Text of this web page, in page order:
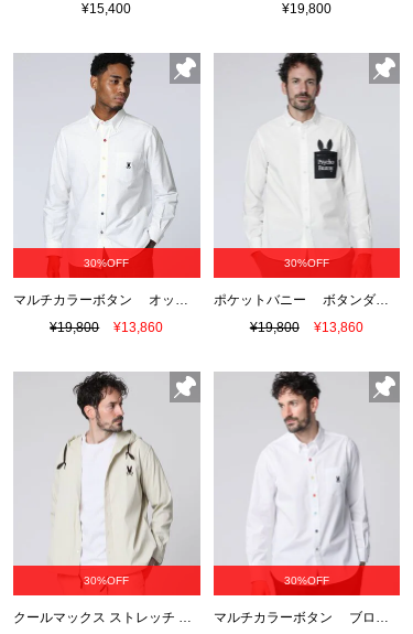
¥15,400
¥19,800
30%OFF
¥19,800
¥13,860
30%OFF
ポケットバニー ボタンダウンシャツ
¥19,800
¥13,860
30%OFF
クールマックス ストレッチ フーディ シャツ
30%OFF
マルチカラーボタン ブロード シャツ